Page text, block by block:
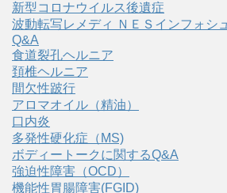
新型コロナウイルス後遺症
波動転写レメディ ＮＥＳインフォシ
Q&A
食道裂孔ヘルニア
頚椎ヘルニア
間欠性跛行
アロマオイル（精油）
口内炎
多発性硬化症（MS)
ボディートークに関するQ&A
強迫性障害（OCD）
機能性胃腸障害(FGID)